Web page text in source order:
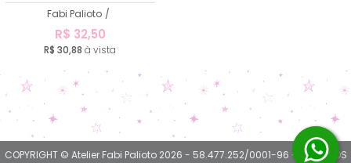
Fabi Palioto /
R$ 32,50
R$ 30,88 à vista
COPYRIGHT © Atelier Fabi Palioto 2026 - 58.477.252/0001-96 - TODOS OS